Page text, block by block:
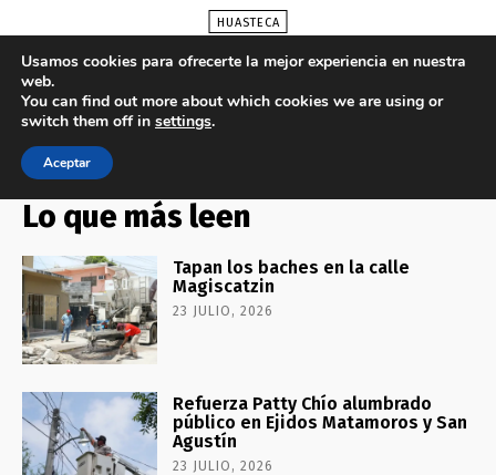
Lo que más leen
Tapan los baches en la calle
Magiscatzin
23 JULIO, 2026
Refuerza Patty Chío alumbrado
público en Ejidos Matamoros y San
Agustín
23 JULIO, 2026